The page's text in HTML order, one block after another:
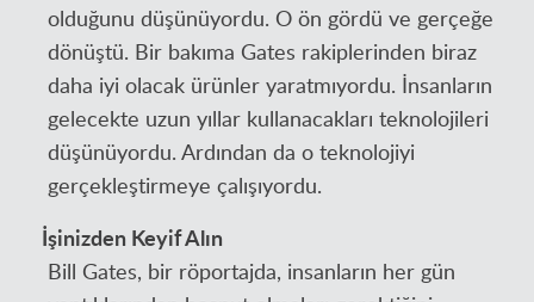
olduğunu düşünüyordu. O ön gördü ve gerçeğe
dönüştü. Bir bakıma Gates rakiplerinden biraz
daha iyi olacak ürünler yaratmıyordu. İnsanların
gelecekte uzun yıllar kullanacakları teknolojileri
düşünüyordu. Ardından da o teknolojiyi
gerçekleştirmeye çalışıyordu.
İşinizden Keyif Alın
Bill Gates, bir röportajda, insanların her gün